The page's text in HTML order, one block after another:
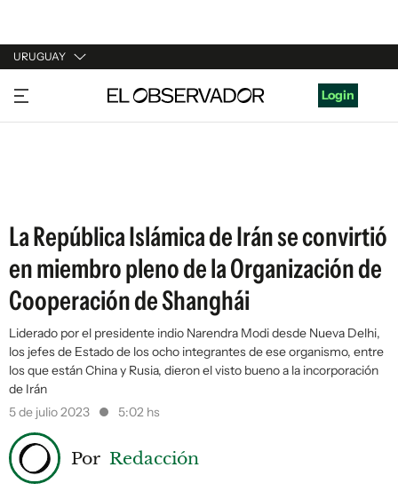
URUGUAY
URUGUAY
ARGENTINA
Login
La República Islámica de Irán se convirtió
en miembro pleno de la Organización de
Cooperación de Shanghái
Liderado por el presidente indio Narendra Modi desde Nueva Delhi,
los jefes de Estado de los ocho integrantes de ese organismo, entre
los que están China y Rusia, dieron el visto bueno a la incorporación
de Irán
5 de julio 2023
5:02 hs
Por Redacción